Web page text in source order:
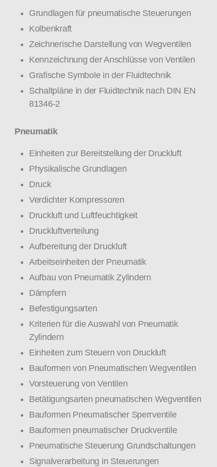
Grundlagen für pneumatische Steuerungen
Kolbenkraft
Zeichnerische Darstellung von Wegventilen
Kennzeichnung der Anschlüsse von Ventilen
Grafische Symbole in der Fluidtechnik
Schaltpläne in der Fluidtechnik nach DIN EN
81346-2
Pneumatik
Einheiten zur Bereitstellung der Druckluft
Physikalische Grundlagen
Druck
Verdichter Kompressoren
Druckluft und Luftfeuchtigkeit
Druckluftverteilung
Aufbereitung der Druckluft
Arbeitseinheiten der Pneumatik
Aufbau von Pneumatik Zylindern
Dämpfern
Befestigungsarten
Kriterien für die Auswahl von Pneumatik
Zylindern
Einheiten zum Steuern von Druckluft
Bauformen von Pneumatischen Wegventilen
Vorsteuerung von Ventilen
Betätigungsarten pneumatischen Wegventilen
Bauformen Pneumatischer Sperrventile
Bauformen pneumatischer Druckventile
Pneumatische Steuerung Grundschaltungen
Signalverarbeitung in Steuerungen